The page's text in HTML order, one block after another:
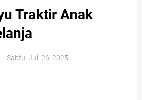
Traktir Anak
- Sabtu, Juli 26, 2025